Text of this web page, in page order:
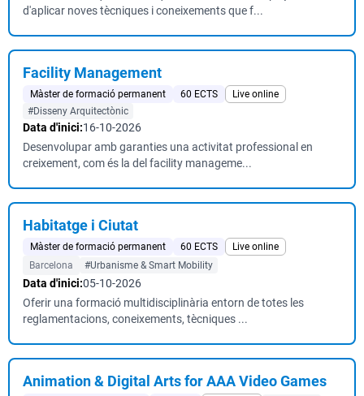
d'aplicar noves tècniques i coneixements que f...
Facility Management
Màster de formació permanent 60 ECTS
Live online
#Disseny Arquitectònic
Data d'inici:16-10-2026
Desenvolupar amb garanties una activitat professional en
creixement, com és la del facility manageme...
Habitatge i Ciutat
Màster de formació permanent 60 ECTS
Live online
Barcelona
#Urbanisme & Smart Mobility
Data d'inici:05-10-2026
Oferir una formació multidisciplinària entorn de totes les
reglamentacions, coneixements, tècniques ...
Animation & Digital Arts for AAA Video Games